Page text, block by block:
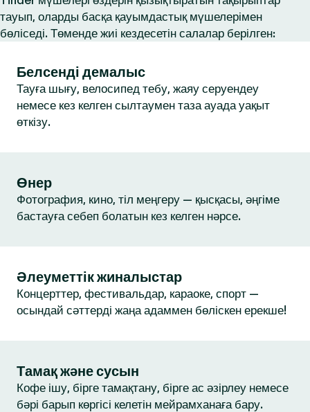
тауып, оларды басқа қауымдастық мүшелерімен
бөліседі. Төменде жиі кездесетін салалар берілген:
Белсенді демалыс
Тауға шығу, велосипед тебу, жаяу серуендеу
немесе кез келген сылтаумен таза ауада уақыт
өткізу.
Өнер
Фотография, кино, тіл меңгеру — қысқасы, әңгіме
бастауға себеп болатын кез келген нәрсе.
Әлеуметтік жиналыстар
Концерттер, фестивальдар, караоке, спорт —
осындай сәттерді жаңа адаммен бөліскен ерекше!
Тамақ және сусын
Кофе ішу, бірге тамақтану, бірге ас әзірлеу немесе
бәрі барып көргісі келетін мейрамханаға бару.